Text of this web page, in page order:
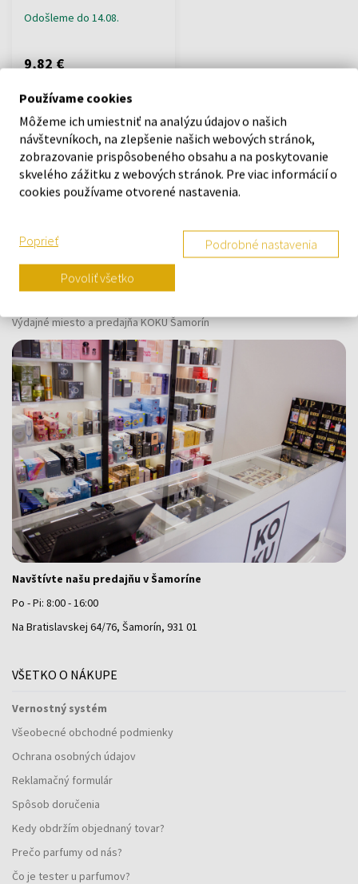
Odošleme do 14.08.
9,82 €
:
O nás
Kontaktný formulár
Výdajné miesto a predajňa KOKU Šamorín
Navštívte našu predajňu v Šamoríne
Po - Pi: 8:00 - 16:00
Na Bratislavskej 64/76, Šamorín, 931 01
VŠETKO O NÁKUPE
Vernostný systém
Všeobecné obchodné podmienky
Ochrana osobných údajov
Reklamačný formulár
Spôsob doručenia
Kedy obdržím objednaný tovar?
Prečo parfumy od nás?
Čo je tester u parfumov?
Používame cookies
Môžeme ich umiestniť na analýzu údajov o našich
návštevníkoch, na zlepšenie našich webových stránok,
zobrazovanie prispôsobeného obsahu a na poskytovanie
skvelého zážitku z webových stránok. Pre viac informácií o
cookies používame otvorené nastavenia.
Poprieť Podrobné nastavenia
Povoliť všetko